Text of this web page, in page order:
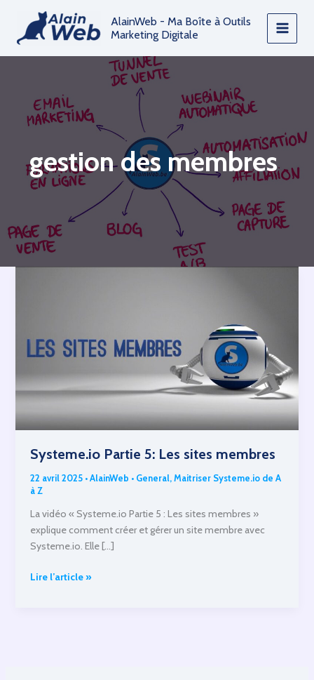
contenu
AlainWeb - Ma Boîte à Outils
Marketing Digitale
gestion des membres
Systeme.io Partie 5: Les sites membres
22 avril 2025 •AlainWeb • General,Maitriser Systeme.io de A
à Z
La vidéo « Systeme.io Partie 5 : Les sites membres »
explique comment créer et gérer un site membre avec
Systeme.io. Elle […]
Systeme.io
Lire l’article »